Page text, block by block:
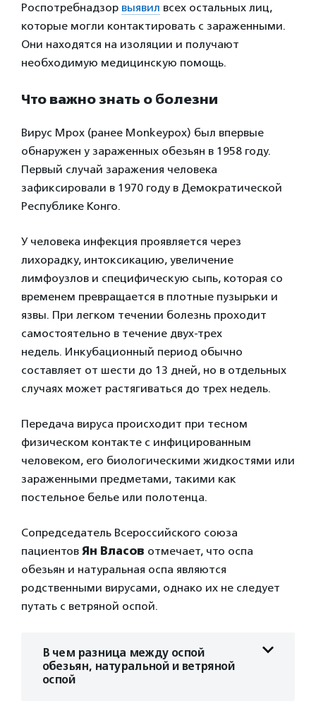
Роспотребнадзор выявил всех остальных лиц,
которые могли контактировать с зараженными.
Они находятся на изоляции и получают
необходимую медицинскую помощь.
Что важно знать о болезни
Вирус Mpox (ранее Monkeypox) был впервые
обнаружен у зараженных обезьян в 1958 году.
Первый случай заражения человека
зафиксировали в 1970 году в Демократической
Республике Конго.
У человека инфекция проявляется через
лихорадку, интоксикацию, увеличение
лимфоузлов и специфическую сыпь, которая со
временем превращается в плотные пузырьки и
язвы. При легком течении болезнь проходит
самостоятельно в течение двух-трех
недель. Инкубационный период обычно
составляет от шести до 13 дней, но в отдельных
случаях может растягиваться до трех недель.
Передача вируса происходит при тесном
физическом контакте с инфицированным
человеком, его биологическими жидкостями или
зараженными предметами, такими как
постельное белье или полотенца.
Сопредседатель Всероссийского союза
пациентов Ян Власов отмечает, что оспа
обезьян и натуральная оспа являются
родственными вирусами, однако их не следует
путать с ветряной оспой.
В чем разница между оспой
обезьян, натуральной и ветряной
оспой